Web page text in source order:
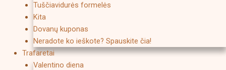
Tuščiavidurės formelės
Kita
Dovanų kuponas
Neradote ko ieškote? Spauskite čia!
Trafaretai
Valentino diena